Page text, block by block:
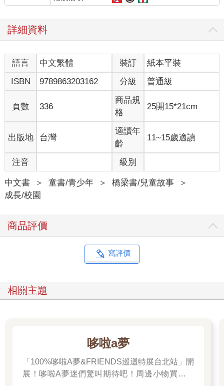
詳細資料
語言 中文繁體 裝訂
紙本平裝
ISBN
9789863203162 分級 普通級
頁數 336
商品規
格
25開15*21cm
出版地 台灣
適讀年
齡
11~15歲適讀
注音 級別
中文書 ＞ 童書/青少年 ＞ 橋梁書/兒童故事
＞
成長/校園
商品評價
寫評價
相關主題
哆啦a夢
「100%哆啦A夢&FRIENDS巡迴特展台北站」開
展！哆啦A夢迷們驚叫期待吧！周邊小物買起來